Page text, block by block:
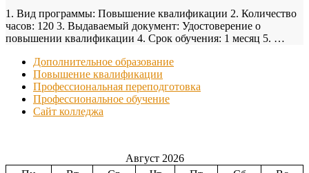
1. Вид программы: Повышение квалификации 2. Количество
часов: 120 3. Выдаваемый документ: Удостоверение о
повышении квалификации 4. Срок обучения: 1 месяц 5. …
Дополнительное образование
Повышение квалификации
Профессиональная переподготовка
Профессиональное обучение
Сайт колледжа
Август 2026